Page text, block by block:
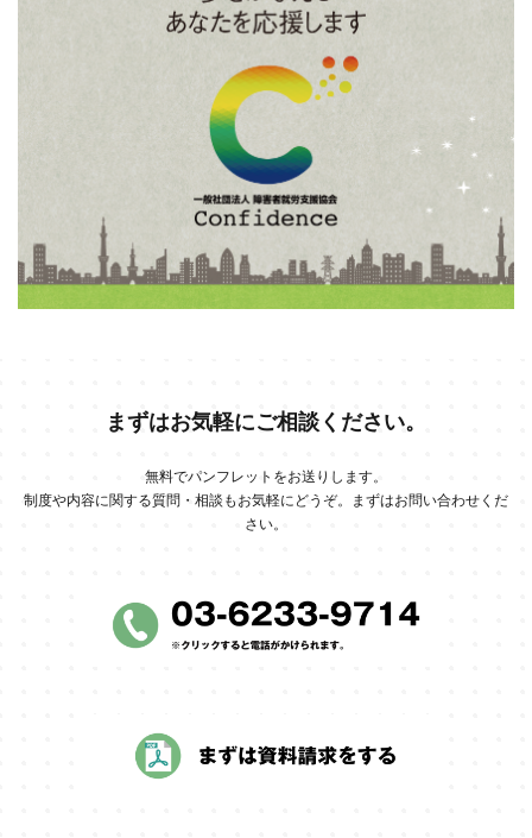
まずはお気軽にご相談ください。
無料でパンフレットをお送りします。
制度や内容に関する質問・相談もお気軽にどうぞ。まずはお問い合わせくだ
さい。